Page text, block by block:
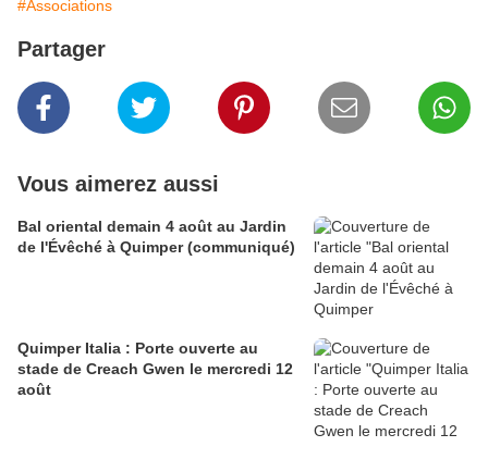
#Associations
Partager
Vous aimerez aussi
Bal oriental demain 4 août au Jardin
de l'Évêché à Quimper (communiqué)
Quimper Italia : Porte ouverte au
stade de Creach Gwen le mercredi 12
août